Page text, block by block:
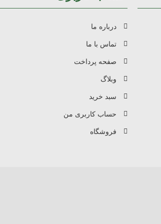
درباره ما
تماس با ما
صفحه پرداخت
وبلاگ
سبد خرید
حساب کاربری من
فروشگاه